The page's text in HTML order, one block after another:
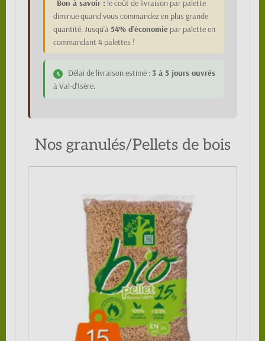
Bon à savoir : le coût de livraison par palette
diminue quand vous commandez en plus grande
quantité. Jusqu'à54% d'économie par palette en
commandant 4 palettes !
Délai de livraison estimé : 3 à 5 jours ouvrés
à Val-d'Isère.
Nos granulés/Pellets de bois